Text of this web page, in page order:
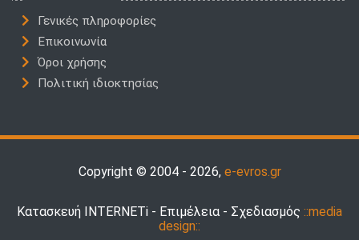
Γενικές πληροφορίες
Επικοινωνία
Όροι χρήσης
Πολιτική ιδιοκτησίας
Copyright © 2004 - 2026, e-evros.gr
Κατασκευή INTERNETi - Επιμέλεια - Σχεδιασμός ::media
design::